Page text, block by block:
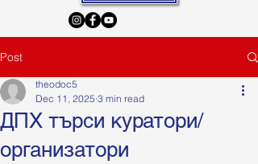
Post
ДПХ търси куратори/
организатори
theodoc5
Dec 11, 2025 3 min read